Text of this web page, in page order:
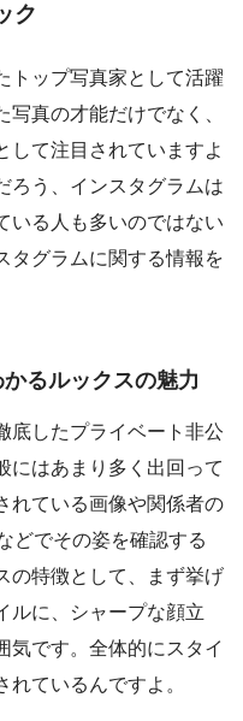
ク
トップ写真家として活躍
真の才能だけでなく、
して注目されていますよ
ろう、インスタグラムは
いる人も多いのではない
タグラムに関する情報を
るルックスの魅力
底したプライベート非公
にはあまり多く出回って
れている画像や関係者の
どでその姿を確認する
の特徴として、まず挙げ
ルに、シャープな顔立
気です。全体的にスタイ
ているんですよ。